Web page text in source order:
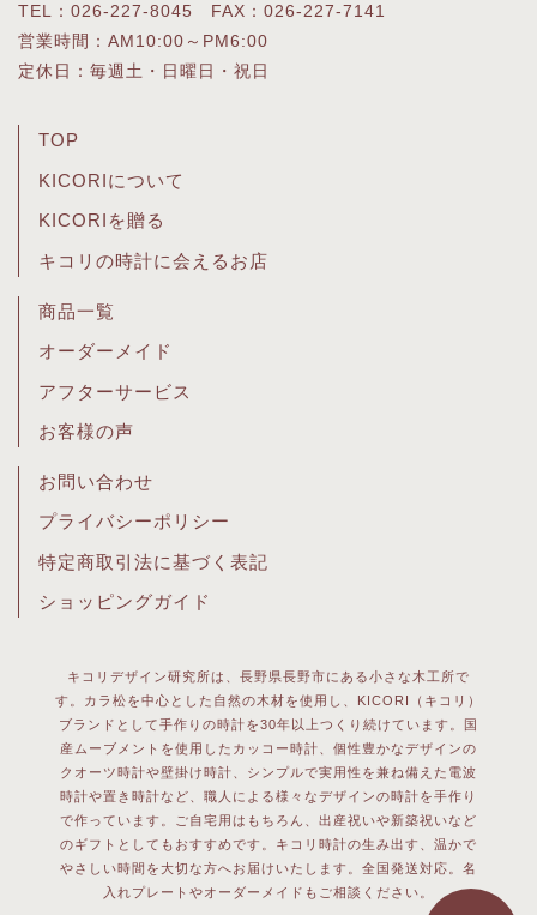
TEL：026-227-8045 FAX：026-227-7141
営業時間：AM10:00～PM6:00
定休日：毎週土・日曜日・祝日
TOP
KICORIについて
KICORIを贈る
キコリの時計に会えるお店
商品一覧
オーダーメイド
アフターサービス
お客様の声
お問い合わせ
プライバシーポリシー
特定商取引法に基づく表記
ショッピングガイド
キコリデザイン研究所は、長野県長野市にある小さな木工所で
す。カラ松を中心とした自然の木材を使用し、KICORI（キコリ）
ブランドとして手作りの時計を30年以上つくり続けています。国
産ムーブメントを使用したカッコー時計、個性豊かなデザインの
クオーツ時計や壁掛け時計、シンプルで実用性を兼ね備えた電波
時計や置き時計など、職人による様々なデザインの時計を手作り
で作っています。ご自宅用はもちろん、出産祝いや新築祝いなど
のギフトとしてもおすすめです。キコリ時計の生み出す、温かで
やさしい時間を大切な方へお届けいたします。全国発送対応。名
入れプレートやオーダーメイドもご相談ください。